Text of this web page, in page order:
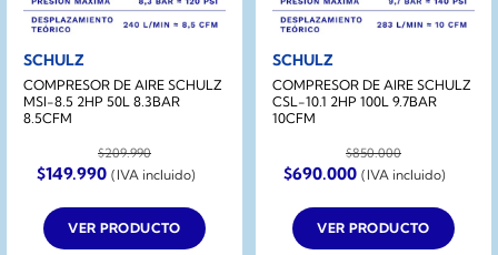
SCHULZ
COMPRESOR DE AIRE SCHULZ
MSI-8.5 2HP 50L 8.3BAR
8.5CFM
$209.990
El
precio
original
era:
$209.990.
$149.990El
precio
actual
es:
$149.990.
(IVA incluido)
VER PRODUCTO
SCHULZ
COMPRESOR DE AIRE SCHULZ
CSL-10.1 2HP 100L 9.7BAR
10CFM
$850.000
El
precio
original
era:
$850.000.
$690.000El
precio
actual
es:
$690.000.
(IVA incluido)
VER PRODUCTO